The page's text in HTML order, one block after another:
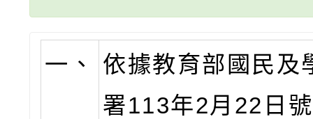
一、
依據教育部國民及
署113年2月22日